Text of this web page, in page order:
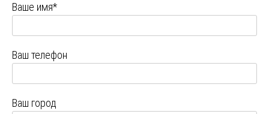
Ваше имя*
Ваш телефон
Ваш город